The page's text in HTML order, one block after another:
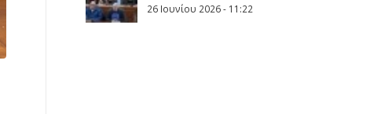
26 Ιουνίου 2026 - 11:22